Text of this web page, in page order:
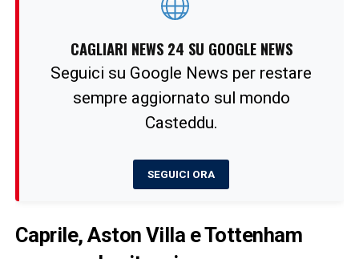
CAGLIARI NEWS 24 SU GOOGLE NEWS
Seguici su Google News per restare
sempre aggiornato sul mondo
Casteddu.
SEGUICI ORA
Caprile, Aston Villa e Tottenham